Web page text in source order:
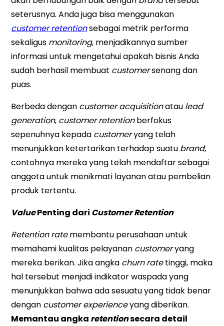
seterusnya. Anda juga bisa menggunakan
customer retentionsebagai metrik performa
sekaligus monitoring, menjadikannya sumber
informasi untuk mengetahui apakah bisnis Anda
sudah berhasil membuat customersenang dan
puas.
Berbeda dengan customer acquisitionatau lead
generation, customer retentionberfokus
sepenuhnya kepada customeryang telah
menunjukkan ketertarikan terhadap suatu brand,
contohnya mereka yang telah mendaftar sebagai
anggota untuk menikmati layanan atau pembelian
produk tertentu.
ValuePenting dari Customer Retention
Retention ratemembantu perusahaan untuk
memahami kualitas pelayanan customeryang
mereka berikan. Jika angka churn ratetinggi, maka
hal tersebut menjadi indikator waspada yang
menunjukkan bahwa ada sesuatu yang tidak benar
dengan customer experienceyang diberikan.
Memantau angka retentionsecara detail